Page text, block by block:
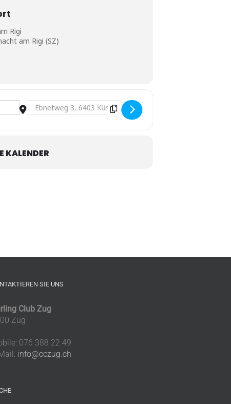
Rigi
am Rigi (SZ)
Destination Address - CVM Z - 5. Spieltag in Küssnacht
KALENDER
SIE UNS
Club Zug
Zug
076 388 22 49
info@cczug.ch